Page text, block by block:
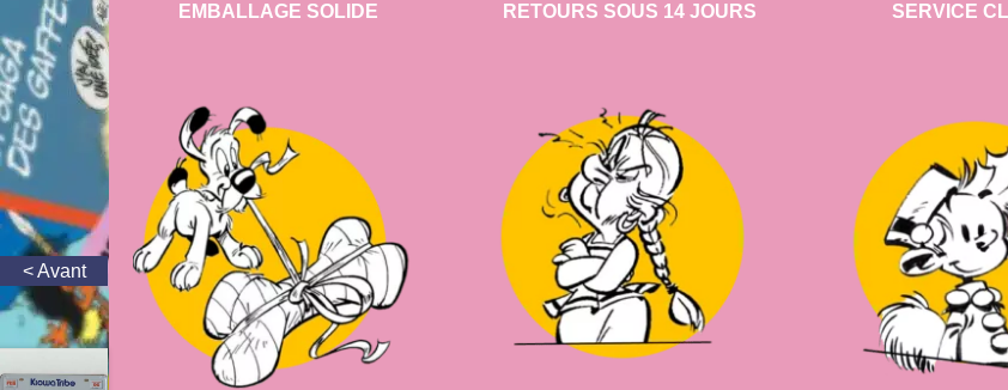
EMBALLAGE SOLIDE RETOURS SOUS 14 JOURS SERVICE